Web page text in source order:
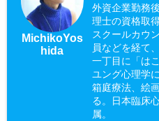
MichikoYos
hida
外資企業勤務
理士の資格取
スクールカウ
員などを経て
一丁目に「は
ユング心理学
箱庭療法、絵
る。日本臨床
属。